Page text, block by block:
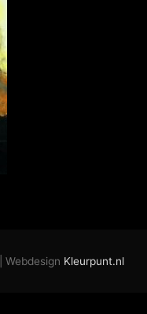
| Webdesign Kleurpunt.nl